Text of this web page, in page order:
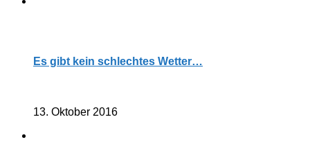
Es gibt kein schlechtes Wetter…
13. Oktober 2016